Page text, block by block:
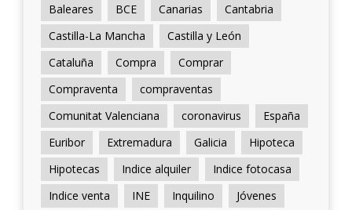
Baleares
BCE Canarias
Cantabria
Castilla-La Mancha
Castilla y León
Cataluña
Compra
Comprar
Compraventa
compraventas
Comunitat Valenciana
coronavirus
España
Euribor
Extremadura Galicia
Hipoteca
Hipotecas
Indice alquiler
Indice fotocasa
Indice venta
INE Inquilino
Jóvenes